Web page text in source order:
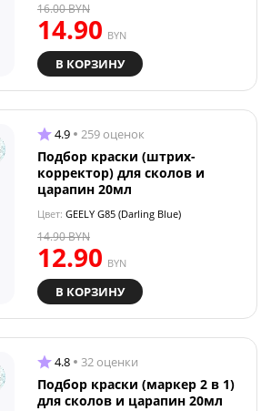
14.90 BYN
16.00BYN
В КОРЗИНУ
4.9 259 оценок
Подбор краски (штрих-
корректор) для сколов и
царапин 20мл
Цвет: GEELY G85 (Darling Blue)
12.90 BYN
14.90BYN
В КОРЗИНУ
4.8 32 оценки
Подбор краски (маркер 2 в 1)
для сколов и царапин 20мл